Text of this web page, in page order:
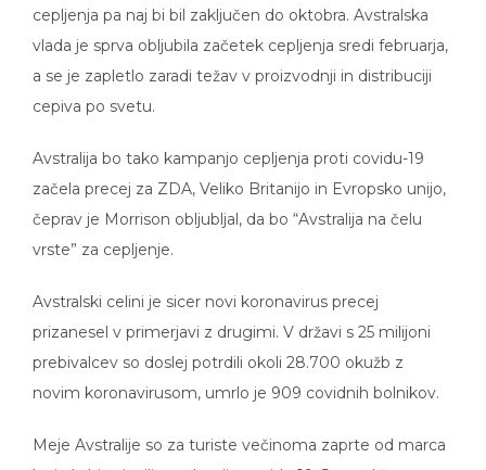
cepljenja pa naj bi bil zaključen do oktobra. Avstralska
vlada je sprva obljubila začetek cepljenja sredi februarja,
a se je zapletlo zaradi težav v proizvodnji in distribuciji
cepiva po svetu.
Avstralija bo tako kampanjo cepljenja proti covidu-19
začela precej za ZDA, Veliko Britanijo in Evropsko unijo,
čeprav je Morrison obljubljal, da bo “Avstralija na čelu
vrste” za cepljenje.
Avstralski celini je sicer novi koronavirus precej
prizanesel v primerjavi z drugimi. V državi s 25 milijoni
prebivalcev so doslej potrdili okoli 28.700 okužb z
novim koronavirusom, umrlo je 909 covidnih bolnikov.
Meje Avstralije so za turiste večinoma zaprte od marca